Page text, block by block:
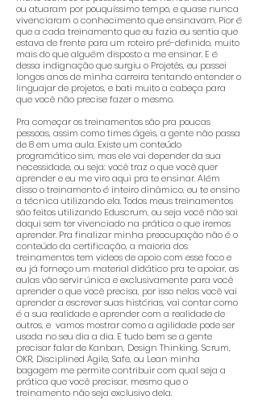
ou atuaram por pouquíssimo tempo, e quase nunca
vivenciaram o conhecimento que ensinavam. Pior é
que a cada treinamento que eu fazia eu sentia que
estava de frente para um roteiro pré-definido, muito
mais do que alguém disposto a me ensinar. E é
dessa indignação que surgiu o Projetês, eu passei
longos anos de minha carreira tentando entender o
linguajar de projetos, e bati muito a cabeça para
que você não precise fazer o mesmo.
Pra começar os treinamentos são pra poucas
pessoas, assim como times ágeis, a gente não passa
de 8 em uma aula. Existe um conteúdo
programático sim, mas ele vai depender da sua
necessidade, ou seja: você traz o que você quer
aprender e eu me viro aqui pra te ensinar. Além
disso o treinamento é inteiro dinâmico, eu te ensino
a técnica utilizando ela. Todos meus treinamentos
são feitos utilizando Eduscrum, ou seja você não sai
daqui sem ter vivenciado na prática o que iremos
aprender. Pra finalizar minha preocupação não é o
conteúdo da certificação, a maioria dos
treinamentos tem videos de apoio com esse foco e
eu já forneço um material didático pra te apoiar, as
aulas vão servir única e exclusivamente para você
aprender o que você precisa, por isso nelas você vai
aprender a escrever suas histórias, vai contar como
é a sua realidade e aprender com a realidade de
outros, e vamos mostrar como a agilidade pode ser
usada no seu dia a dia. E tudo bem se a gente
precisar falar de Kanban, Design Thinking, Scrum,
OKR, Disciplined Agile, Safe, ou Lean minha
bagagem me permite contribuir com qual seja a
prática que você precisar, mesmo que o
treinamento não seja exclusivo dela.